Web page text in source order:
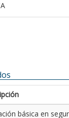
básica en